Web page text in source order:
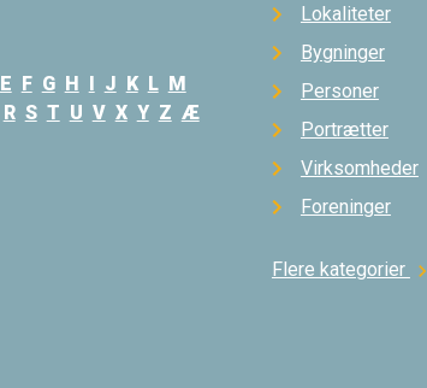
E F G H I J K L M
R S T U V X Y Z Æ
Lokaliteter
Bygninger
Personer
Portrætter
Virksomheder
Foreninger
Flere kategorier chevron_right